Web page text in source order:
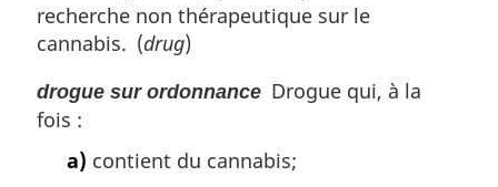
recherche non thérapeutique sur le
cannabis. (drug)
drogue sur ordonnance Drogue qui, à la
fois :
a) contient du cannabis;